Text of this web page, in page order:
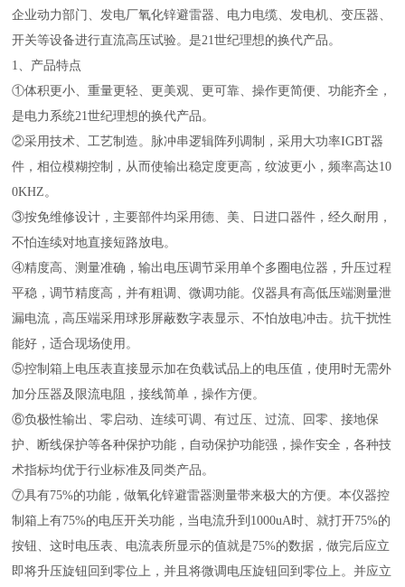
企业动力部门、发电厂氧化锌避雷器、电力电缆、发电机、变压器、
开关等设备进行直流高压试验。是21世纪理想的换代产品。
1、产品特点
①体积更小、重量更轻、更美观、更可靠、操作更简便、功能齐全，
是电力系统21世纪理想的换代产品。
②采用技术、工艺制造。脉冲串逻辑阵列调制，采用大功率IGBT器
件，相位模糊控制，从而使输出稳定度更高，纹波更小，频率高达10
0KHZ。
③按免维修设计，主要部件均采用德、美、日进口器件，经久耐用，
不怕连续对地直接短路放电。
④精度高、测量准确，输出电压调节采用单个多圈电位器，升压过程
平稳，调节精度高，并有粗调、微调功能。仪器具有高低压端测量泄
漏电流，高压端采用球形屏蔽数字表显示、不怕放电冲击。抗干扰性
能好，适合现场使用。
⑤控制箱上电压表直接显示加在负载试品上的电压值，使用时无需外
加分压器及限流电阻，接线简单，操作方便。
⑥负极性输出、零启动、连续可调、有过压、过流、回零、接地保
护、断线保护等各种保护功能，自动保护功能强，操作安全，各种技
术指标均优于行业标准及同类产品。
⑦具有75%的功能，做氧化锌避雷器测量带来极大的方便。本仪器控
制箱上有75%的电压开关功能，当电流升到1000uA时、就打开75%的
按钮、这时电压表、电流表所显示的值就是75%的数据，做完后应立
即将升压旋钮回到零位上，并且将微调电压旋钮回到零位上。并应立